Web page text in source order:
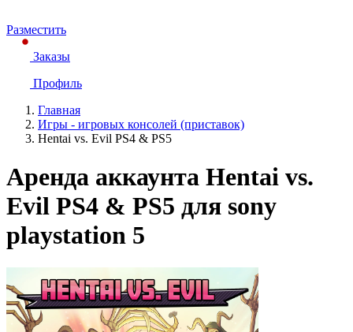
Разместить
Заказы
Профиль
Главная
Игры - игровых консолей (приставок)
Hentai vs. Evil PS4 & PS5
Аренда аккаунта Hentai vs.
Evil PS4 & PS5 для sony
playstation 5